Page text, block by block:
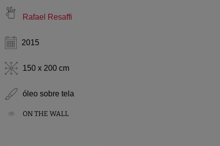
Rafael Resaffi
2015
150 x 200 cm
óleo sobre tela
ON THE WALL